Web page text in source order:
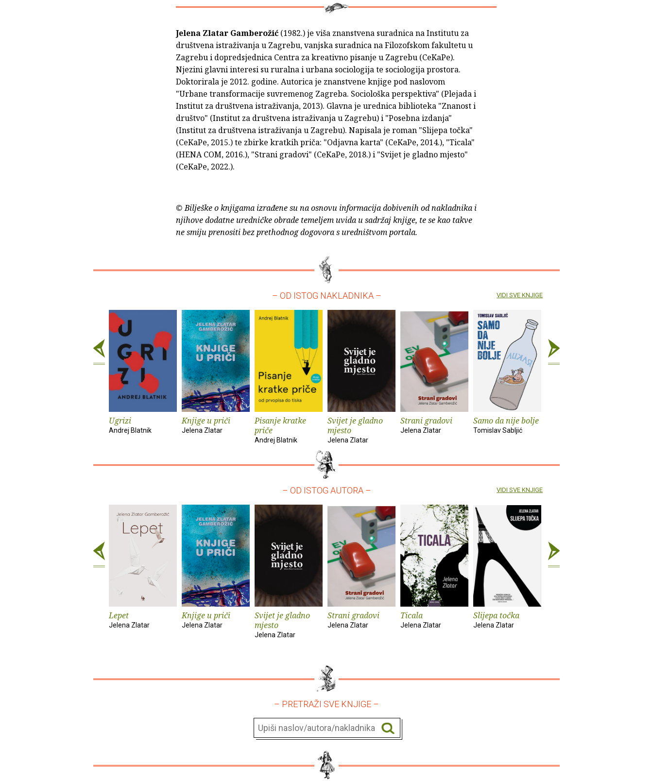
Jelena Zlatar Gamberožić (1982.) je viša znanstvena suradnica na Institutu za
društvena istraživanja u Zagrebu, vanjska suradnica na Filozofskom fakultetu u
Zagrebu i dopredsjednica Centra za kreativno pisanje u Zagrebu (CeKaPe).
Njezini glavni interesi su ruralna i urbana sociologija te sociologija prostora.
Doktorirala je 2012. godine. Autorica je znanstvene knjige pod naslovom
"Urbane transformacije suvremenog Zagreba. Sociološka perspektiva" (Plejada i
Institut za društvena istraživanja, 2013). Glavna je urednica biblioteka "Znanost i
društvo" (Institut za društvena istraživanja u Zagrebu) i "Posebna izdanja"
(Institut za društvena istraživanja u Zagrebu). Napisala je roman "Slijepa točka"
(CeKaPe, 2015.) te zbirke kratkih priča: "Odjavna karta" (CeKaPe, 2014.), "Ticala"
(HENA COM, 2016.), "Strani gradovi" (CeKaPe, 2018.) i "Svijet je gladno mjesto"
(CeKaPe, 2022.).
© Bilješke o knjigama izrađene su na osnovu informacija dobivenih od nakladnika i
njihove dodatne uredničke obrade temeljem uvida u sadržaj knjige, te se kao takve
ne smiju prenositi bez prethodnog dogovora s uredništvom portala.
– OD ISTOG NAKLADNIKA –
Ugrizi
Andrej Blatnik
Knjige u priči
Jelena Zlatar
Pisanje kratke
priče
Andrej Blatnik
Svijet je gladno
mjesto
Jelena Zlatar
Strani gradovi
Jelena Zlatar
Samo da nije bolje
Tomislav Sabljić
VIDI SVE KNJIGE
– OD ISTOG AUTORA –
Lepet
Jelena Zlatar
Knjige u priči
Jelena Zlatar
Svijet je gladno
mjesto
Jelena Zlatar
Strani gradovi
Jelena Zlatar
Ticala
Jelena Zlatar
Slijepa točka
Jelena Zlatar
VIDI SVE KNJIGE
– PRETRAŽI SVE KNJIGE –